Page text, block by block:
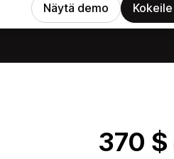
Näytä demo
370 $